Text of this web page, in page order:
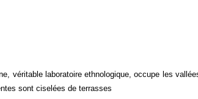
véritable laboratoire ethnologique, occupe les
sont ciselées de terrasses